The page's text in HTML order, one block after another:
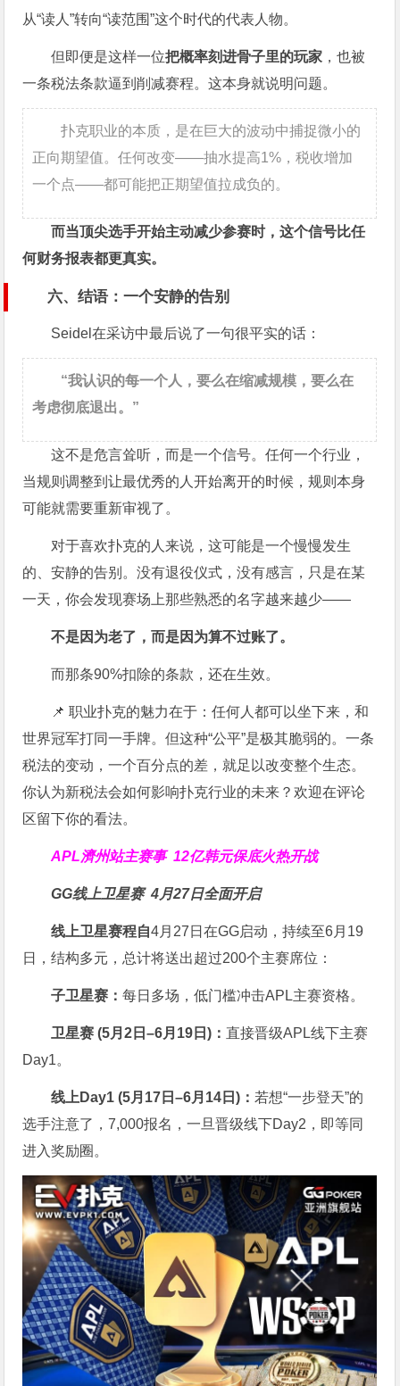
从“读人”转向“读范围”这个时代的代表人物。
但即便是这样一位把概率刻进骨子里的玩家 ，也被
一条税法条款逼到削减赛程。这本身就说明问题。
扑克职业的本质，是在巨大的波动中捕捉微小的
正向期望值。任何改变——抽水提高1%，税收增加
一个点——都可能把正期望值拉成负的。
而当顶尖选手开始主动减少参赛时，这个信号比任
何财务报表都更真实。
六、结语：一个安静的告别
Seidel在采访中最后说了一句很平实的话：
“我认识的每一个人，要么在缩减规模，要么在
考虑彻底退出。”
这不是危言耸听，而是一个信号。任何一个行业，
当规则调整到让最优秀的人开始离开的时候，规则本身
可能就需要重新审视了。
对于喜欢扑克的人来说，这可能是一个慢慢发生
的、安静的告别。没有退役仪式，没有感言，只是在某
一天，你会发现赛场上那些熟悉的名字越来越少——
不是因为老了，而是因为算不过账了。
而那条90%扣除的条款，还在生效。
📌 职业扑克的魅力在于：任何人都可以坐下来，和
世界冠军打同一手牌。但这种“公平”是极其脆弱的。一条
税法的变动，一个百分点的差，就足以改变整个生态。
你认为新税法会如何影响扑克行业的未来？欢迎在评论
区留下你的看法。
APL濟州站主赛事12亿韩元保底火热开战
GG线上卫星赛4月27日全面开启
线上卫星赛程自4月27日在GG启动，持续至6月19
日，结构多元，总计将送出超过200个主赛席位：
子卫星赛：每日多场，低门槛冲击APL主赛资格。
卫星赛 (5月2 日–6月 19 日)： 直接晋级APL线下主赛
Day1。
线上Day1 (5月 17 日–6月 14 日)：若想“一步登天”的
选手注意了，7,000报名，一旦晋级线下Day2，即等同
进入奖励圈。